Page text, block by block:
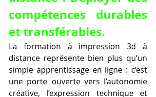
compétences durables
et transférables.
La formation à impression 3d à
distance représente bien plus qu’un
simple apprentissage en ligne : c’est
une porte ouverte vers l’autonomie
créative, l’expression technique et